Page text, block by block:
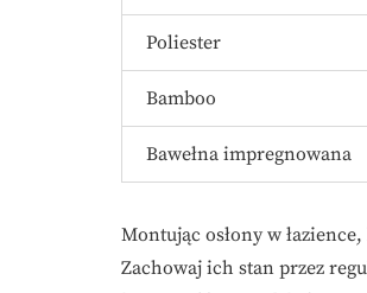
Poliester
Bamboo
Bawełna impregnowana
Montując osłony w
Zachowaj ich stan przez